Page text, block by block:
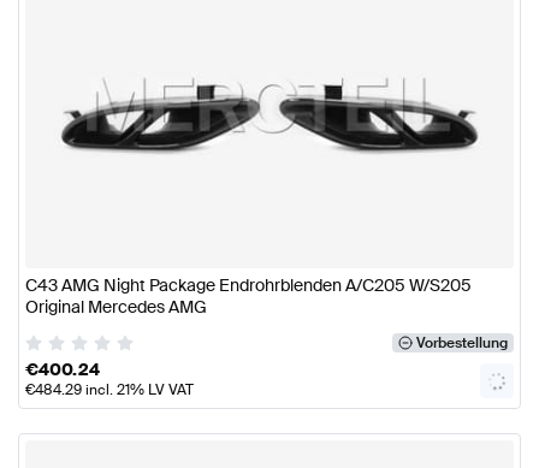
C43 AMG Night Package Endrohrblenden A/C205 W/S205
Original Mercedes AMG
Vorbestellung
€400.24
€484.29incl. 21% LV VAT